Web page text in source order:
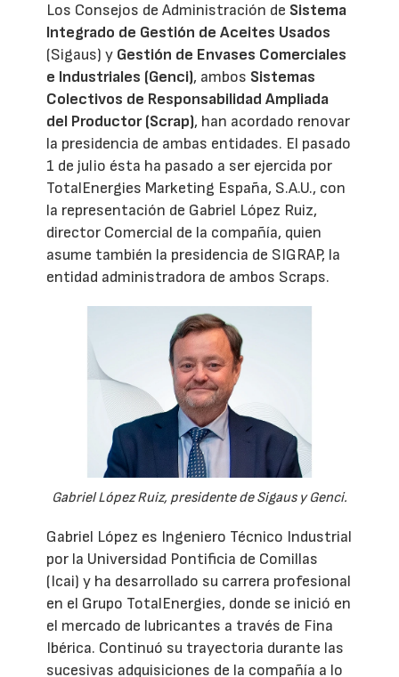
Los Consejos de Administración de Sistema
Integrado de Gestión de Aceites Usados
(Sigaus) y Gestión de Envases Comerciales
e Industriales (Genci), ambos Sistemas
Colectivos de Responsabilidad Ampliada
del Productor (Scrap), han acordado renovar
la presidencia de ambas entidades. El pasado
1 de julio ésta ha pasado a ser ejercida por
TotalEnergies Marketing España, S.A.U., con
la representación de Gabriel López Ruiz,
director Comercial de la compañía, quien
asume también la presidencia de SIGRAP, la
entidad administradora de ambos Scraps.
Gabriel López Ruiz, presidente de Sigaus y Genci.
Gabriel López es Ingeniero Técnico Industrial
por la Universidad Pontificia de Comillas
(Icai) y ha desarrollado su carrera profesional
en el Grupo TotalEnergies, donde se inició en
el mercado de lubricantes a través de Fina
Ibérica. Continuó su trayectoria durante las
sucesivas adquisiciones de la compañía a lo